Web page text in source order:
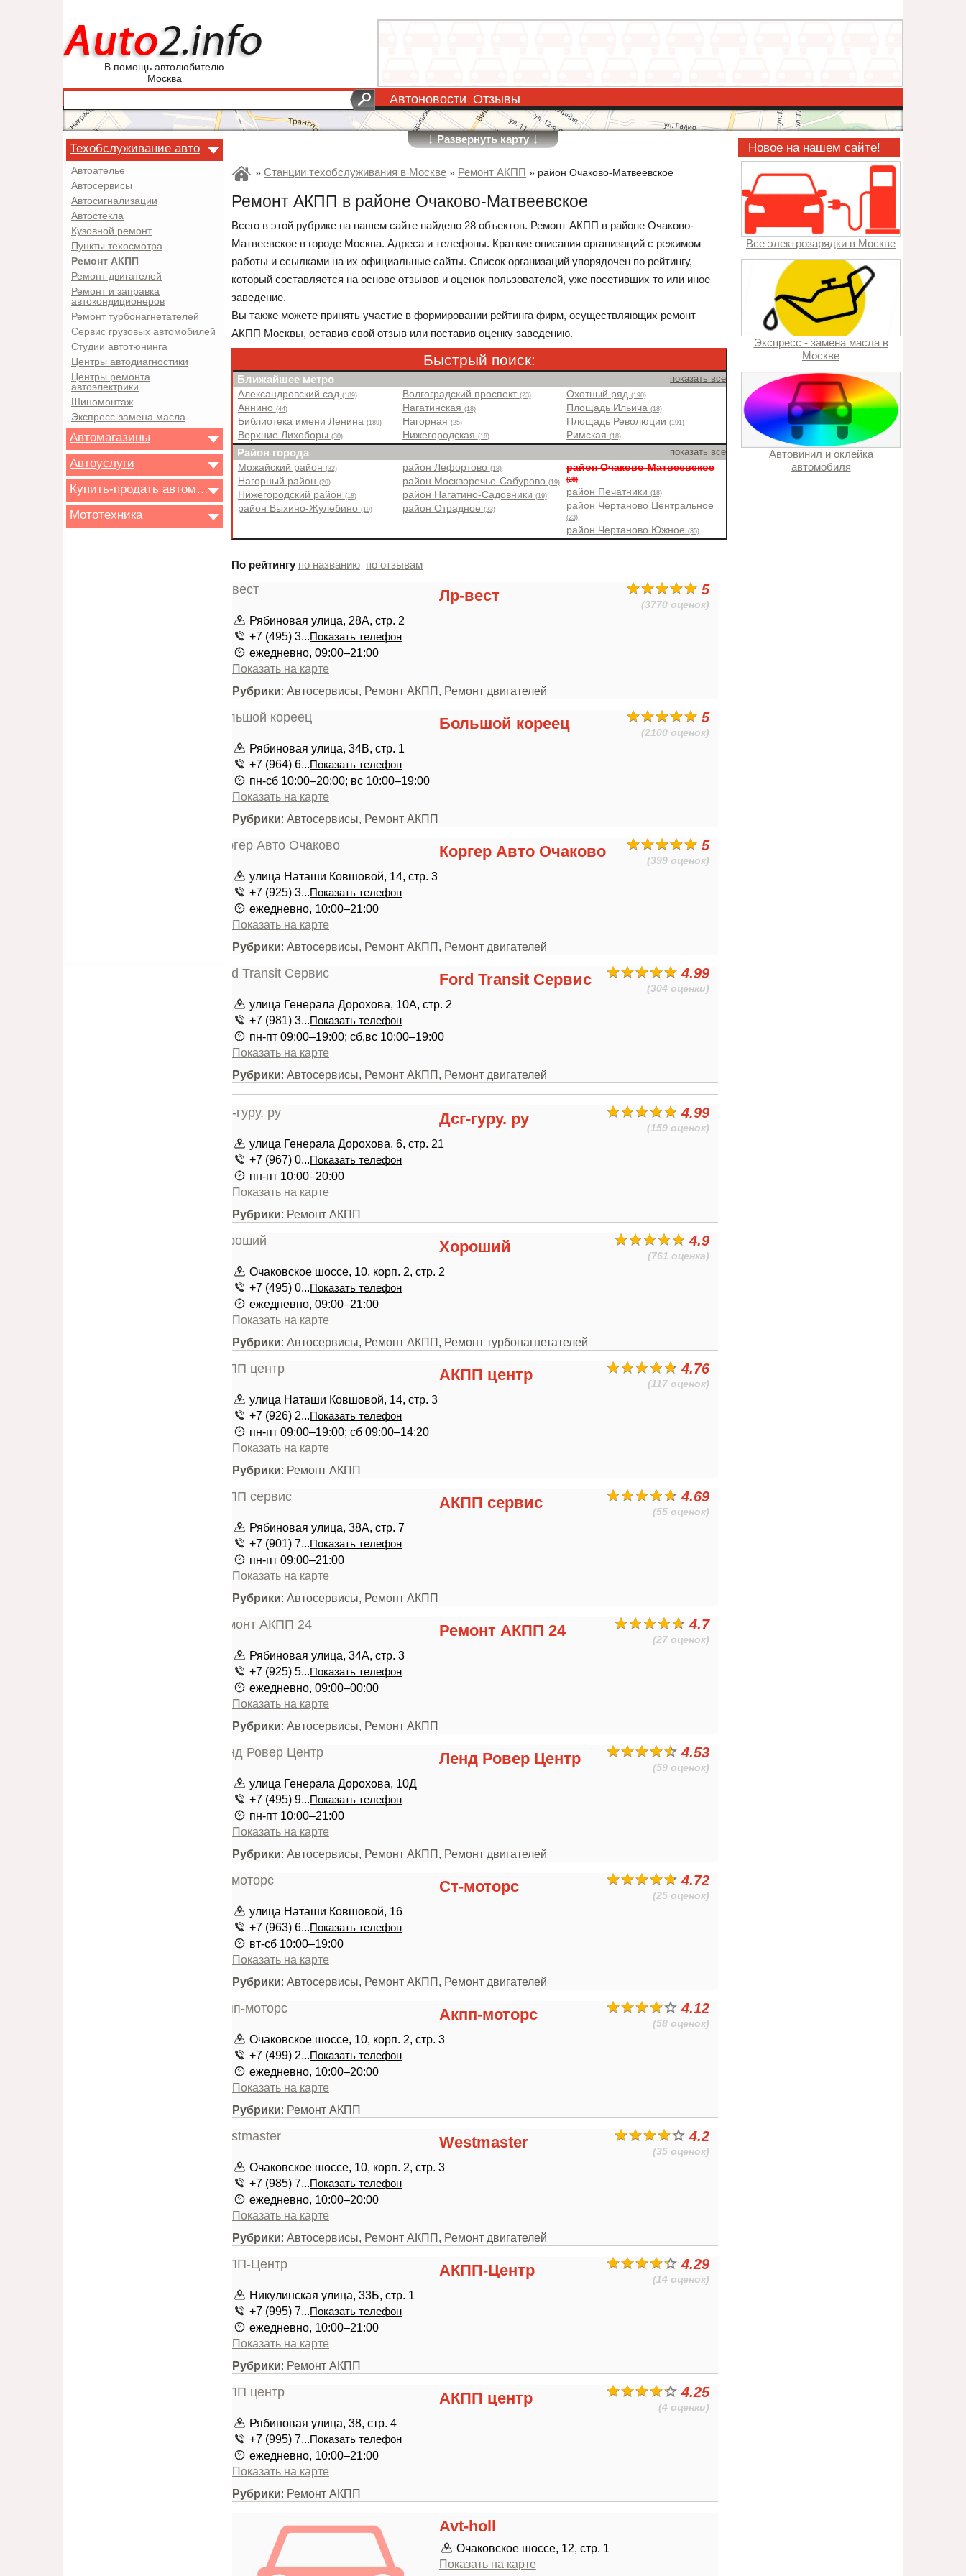
В помощь автолюбителю
Москва
Автоновости Отзывы
↓Развернуть карту↓
Техобслуживание авто
Автоателье
Автосервисы
Автосигнализации
Автостекла
Кузовной ремонт
Пункты техосмотра
Ремонт АКПП
Ремонт двигателей
Ремонт и заправка
автокондиционеров
Ремонт турбонагнетателей
Сервис грузовых автомобилей
Студии автотюнинга
Центры автодиагностики
Центры ремонта
автоэлектрики
Шиномонтаж
Экспресс-замена масла
Автомагазины
Автоуслуги
Купить-продать автомобиль
Мототехника
» Станции техобслуживания в Москве » Ремонт АКПП » район Очаково-Матвеевское
Ремонт АКПП в районе Очаково-Матвеевское
Всего в этой рубрике на нашем сайте найдено 28 объектов. Ремонт АКПП в районе Очаково-
Матвеевское в городе Москва. Адреса и телефоны. Краткие описания организаций с режимом
работы и ссылками на их официальные сайты. Список организаций упорядочен по рейтингу,
который составляется на основе отзывов и оценок пользователей, уже посетивших то или иное
заведение.
Вы также можете принять участие в формировании рейтинга фирм, осуществляющих ремонт
АКПП Москвы, оставив свой отзыв или поставив оценку заведению.
Быстрый поиск:
Ближайшее метро показать все
Александровский сад (189)
Аннино (44)
Библиотека имени Ленина (189)
Верхние Лихоборы (30)
Волгоградский проспект (23)
Нагатинская (18)
Нагорная (25)
Нижегородская (18)
Охотный ряд(190)
Площадь Ильича(18)
Площадь Революции(191)
Римская(18)
Район города показать все
Можайский район (32)
Нагорный район (20)
Нижегородский район (18)
район Выхино-Жулебино (19)
район Лефортово (18)
район Москворечье-Сабурово (19)
район Нагатино-Садовники (19)
район Отрадное (23)
район Очаково-Матвеевское
(28)
район Печатники(18)
район Чертаново Центральное
(23)
район Чертаново Южное(35)
По рейтингу по названию по отзывам
5
(3770 оценок)
Лр-вест
Рябиновая улица, 28А, стр. 2
+7 (495) 3...Показать телефон
ежедневно, 09:00–21:00
Показать на карте
Рубрики: Автосервисы, Ремонт АКПП, Ремонт двигателей
5
(2100 оценок)
Большой кореец
Рябиновая улица, 34В, стр. 1
+7 (964) 6...Показать телефон
пн-сб 10:00–20:00; вс 10:00–19:00
Показать на карте
Рубрики: Автосервисы, Ремонт АКПП
5
(399 оценок)
Коргер Авто Очаково
улица Наташи Ковшовой, 14, стр. 3
+7 (925) 3...Показать телефон
ежедневно, 10:00–21:00
Показать на карте
Рубрики: Автосервисы, Ремонт АКПП, Ремонт двигателей
4.99
(304 оценки)
Ford Transit Сервис
улица Генерала Дорохова, 10А, стр. 2
+7 (981) 3...Показать телефон
пн-пт 09:00–19:00; сб,вс 10:00–19:00
Показать на карте
Рубрики: Автосервисы, Ремонт АКПП, Ремонт двигателей
4.99
(159 оценок)
Дсг-гуру. ру
улица Генерала Дорохова, 6, стр. 21
+7 (967) 0...Показать телефон
пн-пт 10:00–20:00
Показать на карте
Рубрики: Ремонт АКПП
4.9
(761 оценка)
Хороший
Очаковское шоссе, 10, корп. 2, стр. 2
+7 (495) 0...Показать телефон
ежедневно, 09:00–21:00
Показать на карте
Рубрики: Автосервисы, Ремонт АКПП, Ремонт турбонагнетателей
4.76
(117 оценок)
АКПП центр
улица Наташи Ковшовой, 14, стр. 3
+7 (926) 2...Показать телефон
пн-пт 09:00–19:00; сб 09:00–14:20
Показать на карте
Рубрики: Ремонт АКПП
4.69
(55 оценок)
АКПП сервис
Рябиновая улица, 38А, стр. 7
+7 (901) 7...Показать телефон
пн-пт 09:00–21:00
Показать на карте
Рубрики: Автосервисы, Ремонт АКПП
4.7
(27 оценок)
Ремонт АКПП 24
Рябиновая улица, 34А, стр. 3
+7 (925) 5...Показать телефон
ежедневно, 09:00–00:00
Показать на карте
Рубрики: Автосервисы, Ремонт АКПП
4.53
(59 оценок)
Ленд Ровер Центр
улица Генерала Дорохова, 10Д
+7 (495) 9...Показать телефон
пн-пт 10:00–21:00
Показать на карте
Рубрики: Автосервисы, Ремонт АКПП, Ремонт двигателей
4.72
(25 оценок)
Ст-моторс
улица Наташи Ковшовой, 16
+7 (963) 6...Показать телефон
вт-сб 10:00–19:00
Показать на карте
Рубрики: Автосервисы, Ремонт АКПП, Ремонт двигателей
4.12
(58 оценок)
Акпп-моторс
Очаковское шоссе, 10, корп. 2, стр. 3
+7 (499) 2...Показать телефон
ежедневно, 10:00–20:00
Показать на карте
Рубрики: Ремонт АКПП
4.2
(35 оценок)
Westmaster
Очаковское шоссе, 10, корп. 2, стр. 3
+7 (985) 7...Показать телефон
ежедневно, 10:00–20:00
Показать на карте
Рубрики: Автосервисы, Ремонт АКПП, Ремонт двигателей
4.29
(14 оценок)
АКПП-Центр
Никулинская улица, 33Б, стр. 1
+7 (995) 7...Показать телефон
ежедневно, 10:00–21:00
Показать на карте
Рубрики: Ремонт АКПП
4.25
(4 оценки)
АКПП центр
Рябиновая улица, 38, стр. 4
+7 (995) 7...Показать телефон
ежедневно, 10:00–21:00
Показать на карте
Рубрики: Ремонт АКПП
Avt-holl
Очаковское шоссе, 12, стр. 1
Показать на карте
Новое на нашем сайте!
Все электрозарядки в Москве
Экспресс - замена масла в
Москве
Автовинил и оклейка
автомобиля